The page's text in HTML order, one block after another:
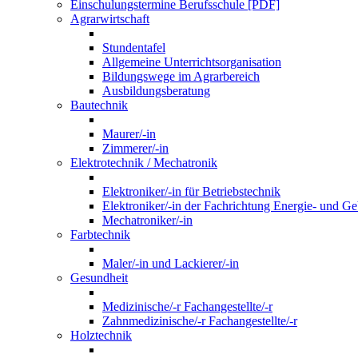
Einschulungstermine Berufsschule [PDF]
Agrarwirtschaft
Stundentafel
Allgemeine Unterrichtsorganisation
Bildungswege im Agrarbereich
Ausbildungsberatung
Bautechnik
Maurer/-in
Zimmerer/-in
Elektrotechnik / Mechatronik
Elektroniker/-in für Betriebstechnik
Elektroniker/-in der Fachrichtung Energie- und
Mechatroniker/-in
Farbtechnik
Maler/-in und Lackierer/-in
Gesundheit
Medizinische/-r Fachangestellte/-r
Zahnmedizinische/-r Fachangestellte/-r
Holztechnik